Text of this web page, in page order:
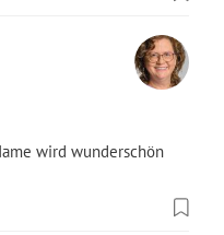
wird wunderschön